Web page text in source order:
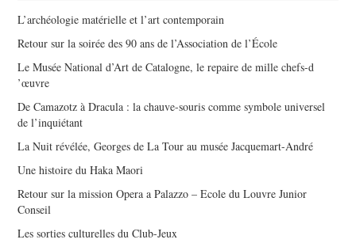
L’archéologie matérielle et l’art contemporain
Retour sur la soirée des 90 ans de l’Association de l’École
Le Musée National d’Art de Catalogne, le repaire de mille chefs-d
’œuvre
De Camazotz à Dracula : la chauve-souris comme symbole universel
de l’inquiétant
La Nuit révélée, Georges de La Tour au musée Jacquemart-André
Une histoire du Haka Maori
Retour sur la mission Opera a Palazzo – Ecole du Louvre Junior
Conseil
Les sorties culturelles du Club-Jeux